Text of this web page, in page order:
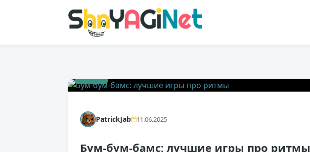
PatrickJab 11.06.2025
Бум-бум-бамс: лучшие игры про ритмы